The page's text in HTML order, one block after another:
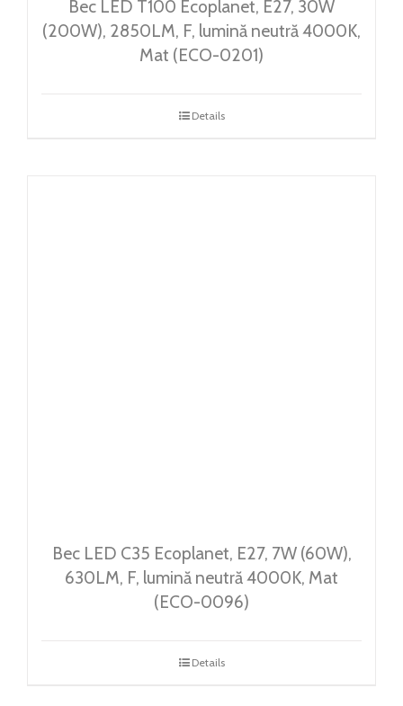
Bec LED T100 Ecoplanet, E27, 30W
(200W), 2850LM, F, lumină neutră 4000K,
Mat (ECO-0201)
Details
Bec LED C35 Ecoplanet, E27, 7W (60W),
630LM, F, lumină neutră 4000K, Mat
(ECO-0096)
Details